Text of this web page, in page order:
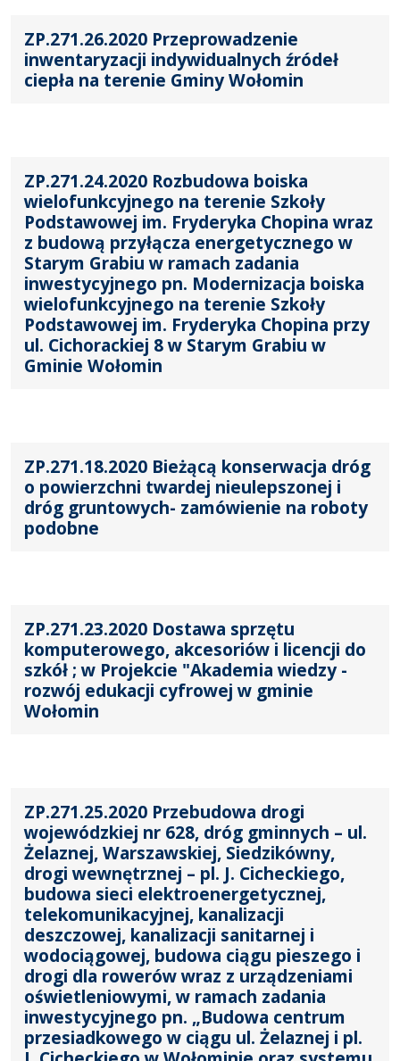
ZP.271.26.2020 Przeprowadzenie
inwentaryzacji indywidualnych źródeł
ciepła na terenie Gminy Wołomin
ZP.271.24.2020 Rozbudowa boiska
wielofunkcyjnego na terenie Szkoły
Podstawowej im. Fryderyka Chopina wraz
z budową przyłącza energetycznego w
Starym Grabiu w ramach zadania
inwestycyjnego pn. Modernizacja boiska
wielofunkcyjnego na terenie Szkoły
Podstawowej im. Fryderyka Chopina przy
ul. Cichorackiej 8 w Starym Grabiu w
Gminie Wołomin
ZP.271.18.2020 Bieżącą konserwacja dróg
o powierzchni twardej nieulepszonej i
dróg gruntowych- zamówienie na roboty
podobne
ZP.271.23.2020 Dostawa sprzętu
komputerowego, akcesoriów i licencji do
szkół ; w Projekcie "Akademia wiedzy -
rozwój edukacji cyfrowej w gminie
Wołomin
ZP.271.25.2020 Przebudowa drogi
wojewódzkiej nr 628, dróg gminnych – ul.
Żelaznej, Warszawskiej, Siedzikówny,
drogi wewnętrznej – pl. J. Cicheckiego,
budowa sieci elektroenergetycznej,
telekomunikacyjnej, kanalizacji
deszczowej, kanalizacji sanitarnej i
wodociągowej, budowa ciągu pieszego i
drogi dla rowerów wraz z urządzeniami
oświetleniowymi, w ramach zadania
inwestycyjnego pn. „Budowa centrum
przesiadkowego w ciągu ul. Żelaznej i pl.